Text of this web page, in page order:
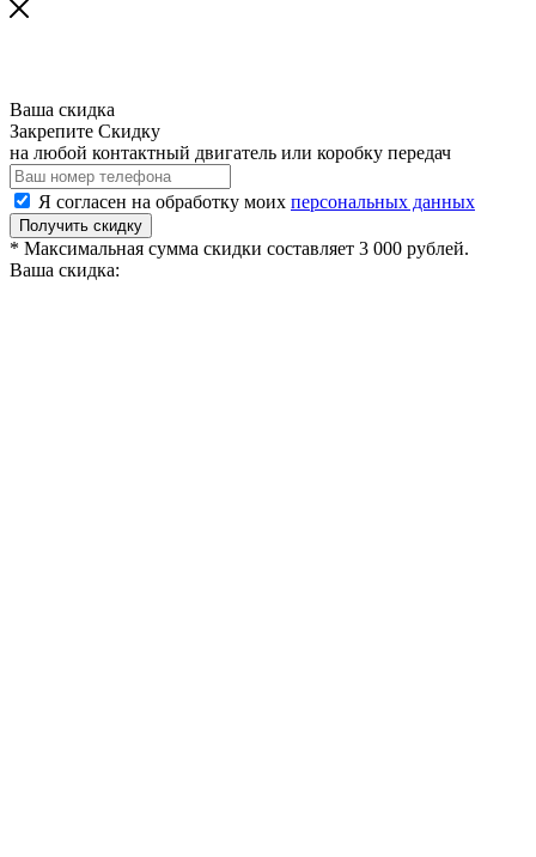
Ваша скидка
Закрепите Скидку
на любой контактный двигатель или коробку передач
Я согласен на обработку моих персональных данных
Получить скидку
* Максимальная сумма скидки составляет 3 000 рублей.
Ваша скидка: